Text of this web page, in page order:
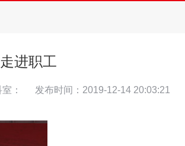
走进职工
： 发布时间：2019-12-14 20:03:21